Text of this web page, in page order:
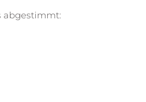
abgestimmt: